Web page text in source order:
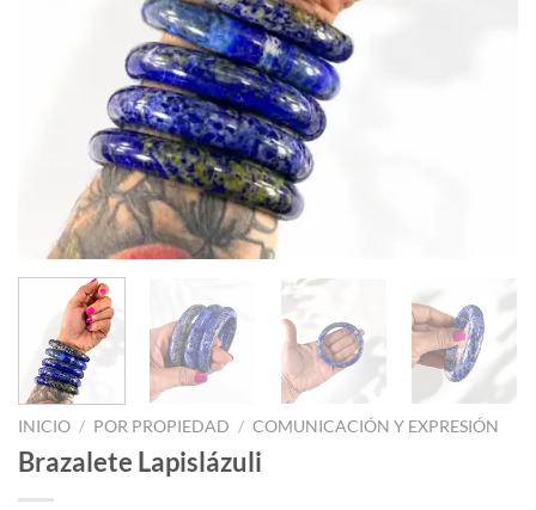
INICIO / POR PROPIEDAD / COMUNICACIÓN Y EXPRESIÓN
Brazalete Lapislázuli